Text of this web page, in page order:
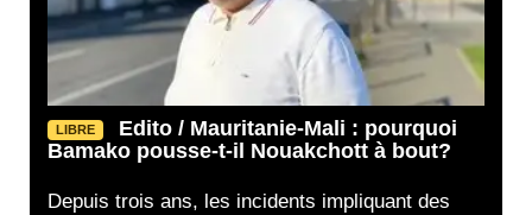
LIBRE
Edito / Mauritanie-Mali : pourquoi
Bamako pousse-t-il Nouakchott à bout?
Depuis trois ans, les incidents impliquant des